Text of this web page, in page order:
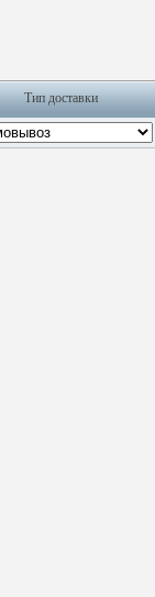
Тип доставки